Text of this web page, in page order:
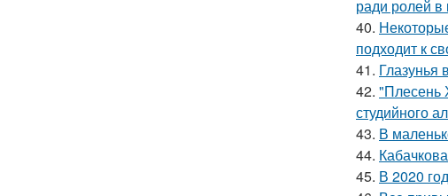
ради ролей в
40.
подходит к
41. Глазунья
42. "Плесень
студийного
43. В
44.
45. В 2020